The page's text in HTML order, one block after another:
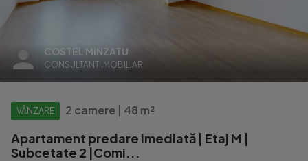
COSTEL MINZATU
CONSULTANT IMOBILIAR
VÂNZARE 2 camere | 48 m²
Apartament predare imediată | Etaj M |
Subcetate 2 |Comi...